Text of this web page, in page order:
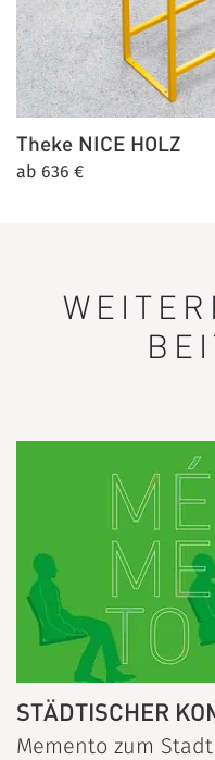
Theke NICE HOLZ
ab 636 €
STÄDTISCHER
Memento zum